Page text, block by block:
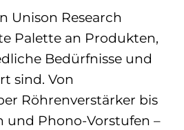
Unison Research
Palette an Produkten,
Bedürfnisse und
sind. Von
Röhrenverstärker bis
und Phono-Vorstufen –